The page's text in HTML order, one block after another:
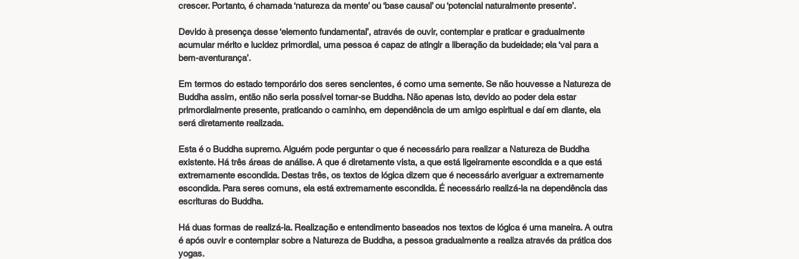
crescer. Portanto, é chamada ‘natureza da mente’ ou ‘base causal’ ou ‘potencial naturalmente presente’.
Devido à presença desse ‘elemento fundamental’, através de ouvir, contemplar e praticar e gradualmente
acumular mérito e lucidez primordial, uma pessoa é capaz de atingir a liberação da budeidade; ela ‘vai para a
bem-aventurança’.
Em termos do estado temporário dos seres sencientes, é como uma semente. Se não houvesse a Natureza de
Buddha assim, então não seria possível tornar-se Buddha. Não apenas isto, devido ao poder dela estar
primordialmente presente, praticando o caminho, em dependência de um amigo espiritual e daí em diante, ela
será diretamente realizada.
Esta é o Buddha supremo. Alguém pode perguntar o que é necessário para realizar a Natureza de Buddha
existente. Há três áreas de análise. A que é diretamente vista, a que está ligeiramente escondida e a que está
extremamente escondida. Destas três, os textos de lógica dizem que é necessário averiguar a extremamente
escondida. Para seres comuns, ela está extremamente escondida. É necessário realizá-la na dependência das
escrituras do Buddha.
Há duas formas de realizá-la. Realização e entendimento baseados nos textos de lógica é uma maneira. A outra
é após ouvir e contemplar sobre a Natureza de Buddha, a pessoa gradualmente a realiza através da prática dos
yogas.